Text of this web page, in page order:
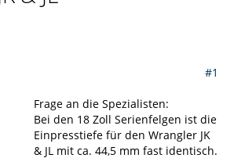
#1
Frage an die Spezialisten:
Bei den 18 Zoll Serienfelgen ist die
Einpresstiefe für den Wrangler JK
& JL mit ca. 44,5 mm fast identisch.